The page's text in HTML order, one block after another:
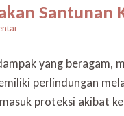
Santunan
pada
Syariah
yang
Menyediakan
Santunan
yang
perlindungan
proteksi akibat